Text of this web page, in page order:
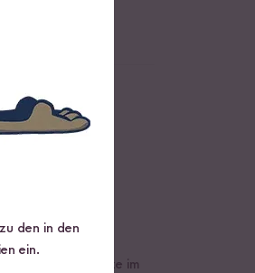
reduzierte Hitze im
den in den
ein.